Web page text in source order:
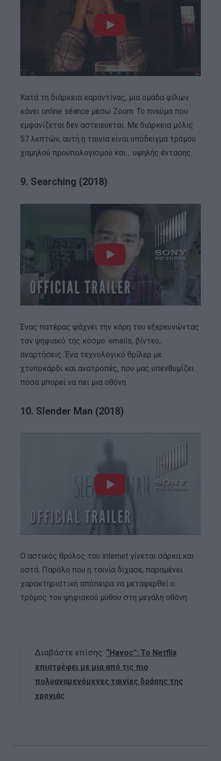
Κατά τη διάρκεια καραντίνας, μια ομάδα φίλων
κάνει online séance μέσω Zoom. Το πνεύμα που
εμφανίζεται δεν αστειεύεται. Με διάρκεια μόλις
57 λεπτών, αυτή η ταινία είναι υπόδειγμα τρόμου
χαμηλού προϋπολογισμού και… υψηλής έντασης.
9. Searching (2018)
Ένας πατέρας ψάχνει την κόρη του εξερευνώντας
τον ψηφιακό της κόσμο: emails, βίντεο,
αναρτήσεις. Ένα τεχνολογικό θρίλερ με
χτυποκάρδι και ανατροπές, που μας υπενθυμίζει
πόσα μπορεί να πει μια οθόνη.
10. Slender Man (2018)
Ο αστικός θρύλος του internet γίνεται σάρκα και
οστά. Παρόλο που η ταινία δίχασε, παραμένει
χαρακτηριστική απόπειρα να μεταφερθεί ο
τρόμος του ψηφιακού μύθου στη μεγάλη οθόνη.
Διαβάστε επίσης: “Havoc”: Το Netflix
επιστρέφει με μια από τις πιο
πολυαναμενόμενες ταινίες δράσης της
χρονιάς